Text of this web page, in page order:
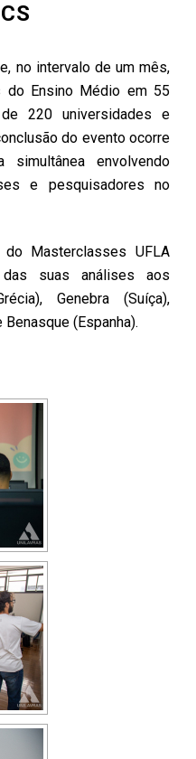
no intervalo de um mês,
do Ensino Médio em 55
220 universidades e
do evento ocorre
simultânea envolvendo
e pesquisadores no
Masterclasses UFLA
suas análises aos
Genebra (Suíça),
(Espanha).